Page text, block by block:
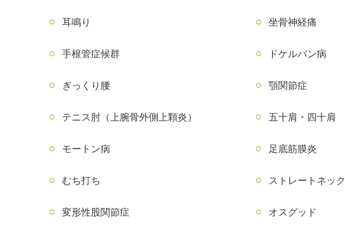
耳鳴り 坐骨神経痛
手根管症候群 ドケルバン病
ぎっくり腰 顎関節症
テニス肘（上腕骨外側上顆炎） 五十肩・四十肩
モートン病 足底筋膜炎
むち打ち ストレートネック
変形性股関節症 オスグッド